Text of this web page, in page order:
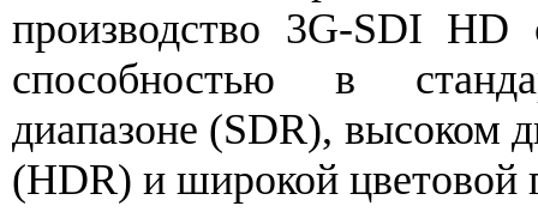
производство 3G-SDI HD
способностью в
диапазоне (SDR), высоком
(HDR) и широкой цветовой